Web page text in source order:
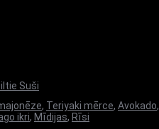
Suši
, Teriyaki mērce, Avokado,
ikri, Mīdijas, Rīsi